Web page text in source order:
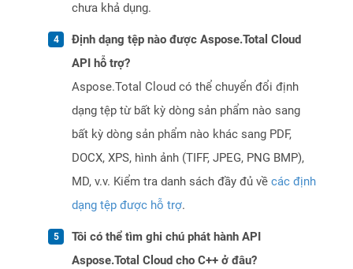
chưa khả dụng.
Định dạng tệp nào được Aspose.Total Cloud
API hỗ trợ?
Aspose.Total Cloud có thể chuyển đổi định
dạng tệp từ bất kỳ dòng sản phẩm nào sang
bất kỳ dòng sản phẩm nào khác sang PDF,
DOCX, XPS, hình ảnh (TIFF, JPEG, PNG BMP),
MD, v.v. Kiểm tra danh sách đầy đủ về các định
dạng tệp được hỗ trợ.
Tôi có thể tìm ghi chú phát hành API
Aspose.Total Cloud cho C++ ở đâu?